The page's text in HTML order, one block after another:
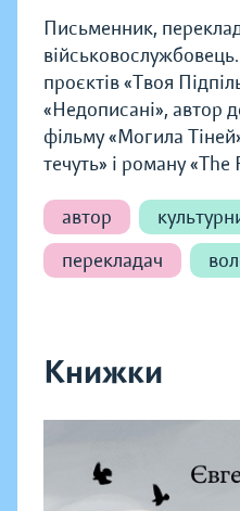
Письменник,
проєктів «Твоя
«Недописані», автор
фільму «Могила
течуть» і роману «The
автор
перекладач
Книжки